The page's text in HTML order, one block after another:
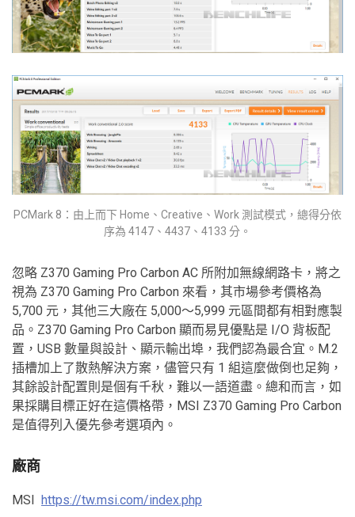
PCMark 8：由上而下 Home、Creative、Work 測試模式，總得分依
序為 4147、4437、4133 分。
忽略 Z370 Gaming Pro Carbon AC 所附加無線網路卡，將之
視為 Z370 Gaming Pro Carbon 來看，其市場參考價格為
5,700 元，其他三大廠在 5,000～5,999 元區間都有相對應製
品。Z370 Gaming Pro Carbon 顯而易見優點是 I/O 背板配
置，USB 數量與設計、顯示輸出埠，我們認為最合宜。M.2
插槽加上了散熱解決方案，儘管只有 1 組這麼做倒也足夠，
其餘設計配置則是個有千秋，難以一語道盡。總和而言，如
果採購目標正好在這價格帶，MSI Z370 Gaming Pro Carbon
是值得列入優先參考選項內。
廠商
MSI https://tw.msi.com/index.php